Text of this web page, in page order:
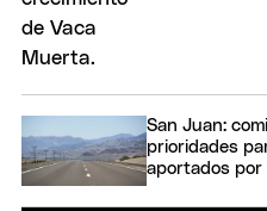
San Juan:
prioridades
aportados por